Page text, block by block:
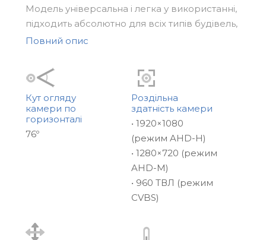
Модель універсальна і легка у використанні,
підходить абсолютно для всіх типів будівель,
для встановлення як зовні, так і всередині
виклику на одного абонента, її можна
встановити біля входу в офіс, у коридорі
загального користування або біля дверей в
квартиру.
Особливості даної моделі
Відмінною особливістю ML-15HD є окреме
живлення відеокамери для підключення до
DVR та відеодомофону з функцією
підсвічування, яке забезпечує більш високу
Повний опис
Кут огляду
камери по
горизонталі
76º
Роздільна
здатність камери
• 1920×1080
(режим AHD-H)
• 1280×720 (режим
AHD-M)
• 960 ТВЛ (режим
CVBS)